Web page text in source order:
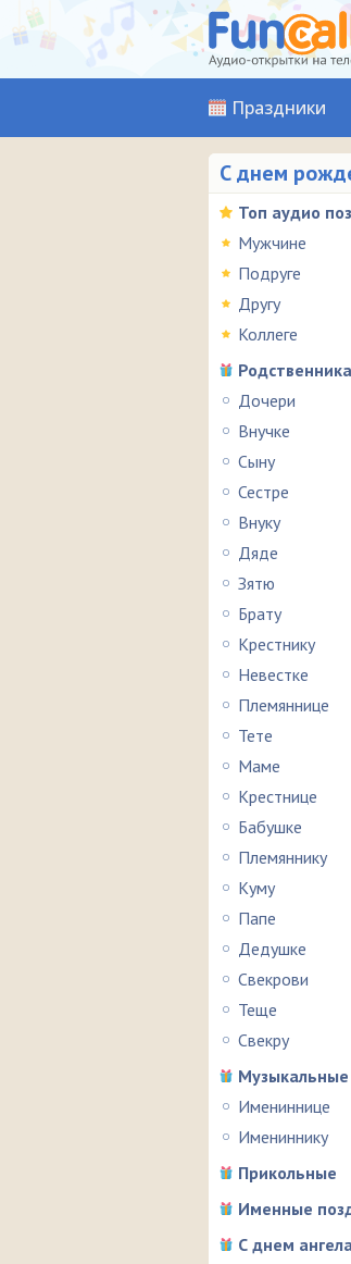
Праздники
С днем
Топ аудио
Мужчине
Подруге
Другу
Коллеге
Дочери
Внучке
Сыну
Сестре
Внуку
Дяде
Зятю
Брату
Крестнику
Невестке
Племяннице
Тете
Маме
Крестнице
Бабушке
Племяннику
Куму
Папе
Дедушке
Свекрови
Теще
Свекру
Имениннице
Имениннику
Прикольные
Именные
С днем